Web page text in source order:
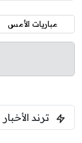
مباريات الأمس
ترند الأخبار